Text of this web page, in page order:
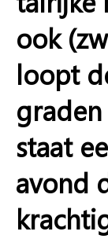
ook
loopt
staat
avond